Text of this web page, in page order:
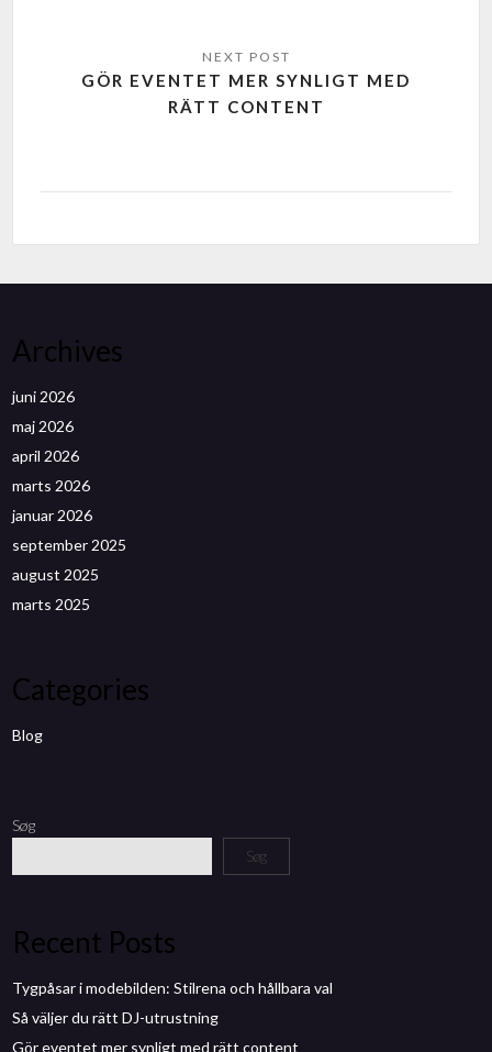
GÖR EVENTET MER SYNLIGT MED
RÄTT CONTENT
Archives
juni 2026
maj 2026
april 2026
marts 2026
januar 2026
september 2025
august 2025
marts 2025
Categories
Blog
Søg
Søg
Recent Posts
Tygpåsar i modebilden: Stilrena och hållbara val
Så väljer du rätt DJ-utrustning
Gör eventet mer synligt med rätt content